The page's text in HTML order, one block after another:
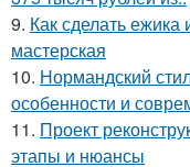
9. Как сделать ежика
мастерская
10. Нормандский
особенности и
11. Проект
этапы и нюансы